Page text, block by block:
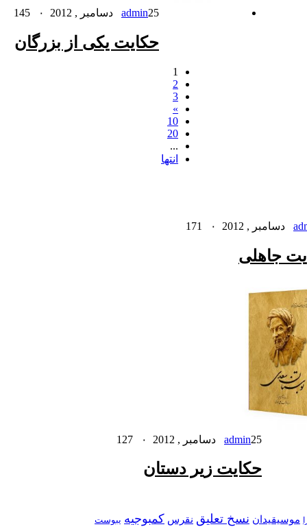
admin25 دسامبر , 2012 ۰
حکایت یکى از بزرگان
۰
جاهلی
admin25 دسامبر , 2012 ۰
حکایت زیر دستان
1
2
3
»
10
20
...
انتها
موسیقیدان نسخ تعلیق نقرس کمبوجیه یبوست